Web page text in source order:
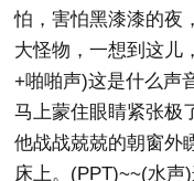
怕，害怕黑漆漆的夜
大怪物，一想到这儿
+啪啪声)这是什么
马上蒙住眼睛紧张极
他战战兢兢的朝窗外
床上。(PPT)~~(水声